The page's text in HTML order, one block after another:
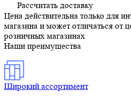
Рассчитать доставку
Цена действительна только для
магазина и может отличаться от
розничных магазинах
Наши преимущества
Широкий ассортимент